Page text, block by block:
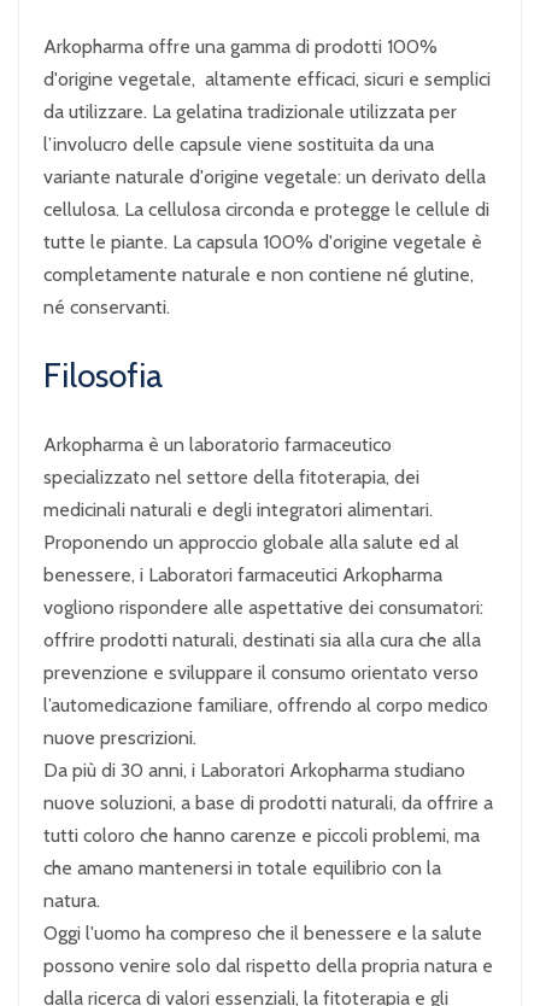
Arkopharma offre una gamma di prodotti 100%
d'origine vegetale, altamente efficaci, sicuri e semplici
da utilizzare. La gelatina tradizionale utilizzata per
l’involucro delle capsule viene sostituita da una
variante naturale d'origine vegetale: un derivato della
cellulosa. La cellulosa circonda e protegge le cellule di
tutte le piante. La capsula 100% d'origine vegetale è
completamente naturale e non contiene né glutine,
né conservanti.
Filosofia
Arkopharma è un laboratorio farmaceutico
specializzato nel settore della fitoterapia, dei
medicinali naturali e degli integratori alimentari.
Proponendo un approccio globale alla salute ed al
benessere, i Laboratori farmaceutici Arkopharma
vogliono rispondere alle aspettative dei consumatori:
offrire prodotti naturali, destinati sia alla cura che alla
prevenzione e sviluppare il consumo orientato verso
l’automedicazione familiare, offrendo al corpo medico
nuove prescrizioni.
Da più di 30 anni, i Laboratori Arkopharma studiano
nuove soluzioni, a base di prodotti naturali, da offrire a
tutti coloro che hanno carenze e piccoli problemi, ma
che amano mantenersi in totale equilibrio con la
natura.
Oggi l'uomo ha compreso che il benessere e la salute
possono venire solo dal rispetto della propria natura e
dalla ricerca di valori essenziali, la fitoterapia e gli